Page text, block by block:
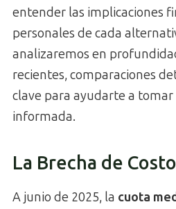
entender las implicaciones
personales de cada
analizaremos en
recientes, comparaciones
clave para ayudarte a tomar
informada.
La Brecha de
A junio de 2025, la cuota